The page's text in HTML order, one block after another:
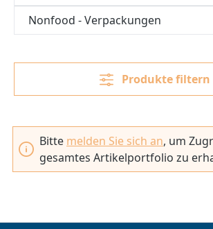
Nonfood - Verpackungen
Produkte filtern
Bitte melden Sie sich an, um
gesamtes Artikelportfolio zu